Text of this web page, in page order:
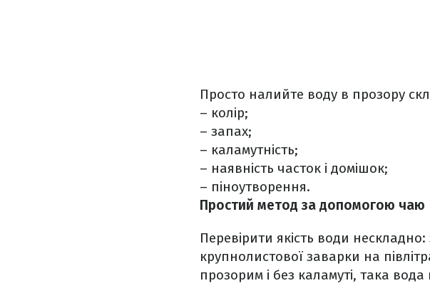
Просто налийте воду в прозору
– колір;
– запах;
– каламутність;
– наявність часток і домішок;
– піноутворення.
Простий метод за допомогою чаю
Перевірити якість води
крупнолистової заварки на
прозорим і без каламуті, така вода